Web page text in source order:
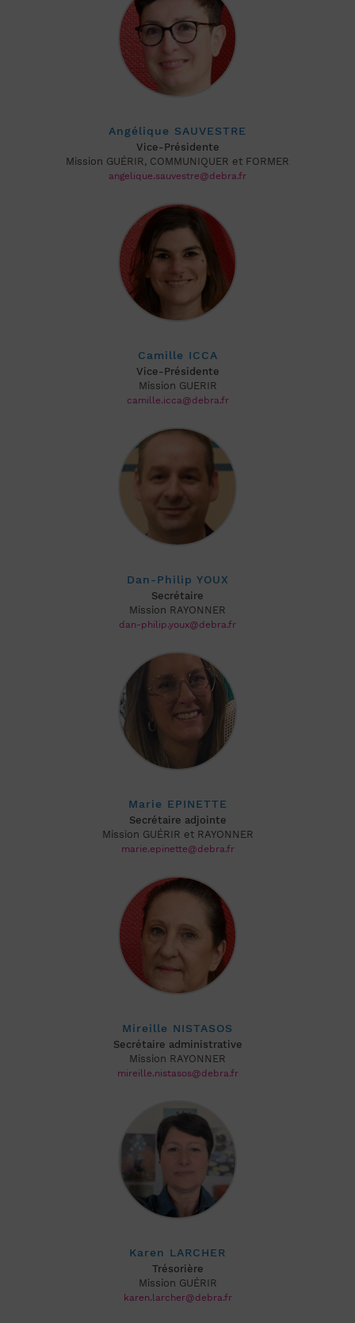
Angélique SAUVESTRE
Vice-Présidente
Mission GUÉRIR, COMMUNIQUER et FORMER
angelique.sauvestre@debra.fr
Camille ICCA
Vice-Présidente
Mission GUERIR
camille.icca@debra.fr
Dan-Philip YOUX
Secrétaire
Mission RAYONNER
dan-philip.youx@debra.fr
Marie EPINETTE
Secrétaire adjointe
Mission GUÉRIR et RAYONNER
marie.epinette@debra.fr
Mireille NISTASOS
Secrétaire administrative
Mission RAYONNER
mireille.nistasos@debra.fr
Karen LARCHER
Trésorière
Mission GUÉRIR
karen.larcher@debra.fr